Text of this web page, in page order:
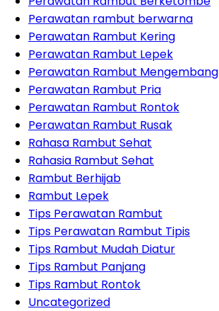
Perawatan rambut berwarna
Perawatan Rambut Kering
Perawatan Rambut Lepek
Perawatan Rambut Mengembang
Perawatan Rambut Pria
Perawatan Rambut Rontok
Perawatan Rambut Rusak
Rahasa Rambut Sehat
Rahasia Rambut Sehat
Rambut Berhijab
Rambut Lepek
Tips Perawatan Rambut
Tips Perawatan Rambut Tipis
Tips Rambut Mudah Diatur
Tips Rambut Panjang
Tips Rambut Rontok
Uncategorized